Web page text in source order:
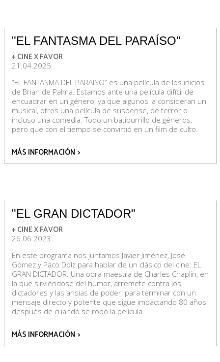
"EL FANTASMA DEL PARAÍSO"
+ CINE X FAVOR
21.04.2025
“EL FANTASMA DEL PARAISO” es una película de los inicios
de Brian de Palma. Estamos ante una película difícil de
encuadrar en un género, ya que algunos la consideran un
musical, otros una película de suspense, de terror o
incluso una comedia. Todo un batiburrillo de géneros,
pero que con el tiempo se convirtió en un film de culto.
MÁS INFORMACIÓN >
"EL GRAN DICTADOR"
+ CINE X FAVOR
26.06.2023
En este programa nos juntamos Javier Jiménez, José
Gómez y Paco Dolz para hablar de un clásico del cine: EL
GRAN DICTADOR. Una obra maestra de Charles Chaplin, en
la que sirviéndose del humor, arremete contra los
dictadores y las ansias de poder, para terminar con un
mensaje directo y potente que sigue impactando 80 años
después de cuando se rodó la película.
MÁS INFORMACIÓN >